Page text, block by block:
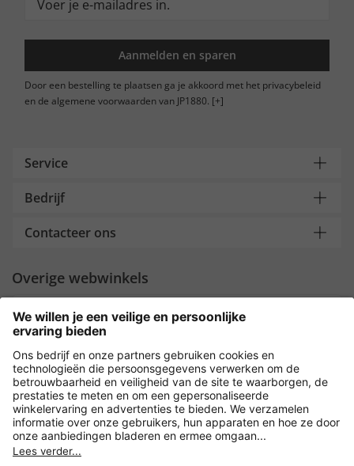
Aanmelden en sparen
Door een bestelling te plaatsen ga je akkoord met het privacybeleid
en de algemene voorwaarden van JP1880. [+]
Service
Bedrijf
Contacteer ons
Overige webwinkels
Nederland
Payment and Delivery
Versleuteling met